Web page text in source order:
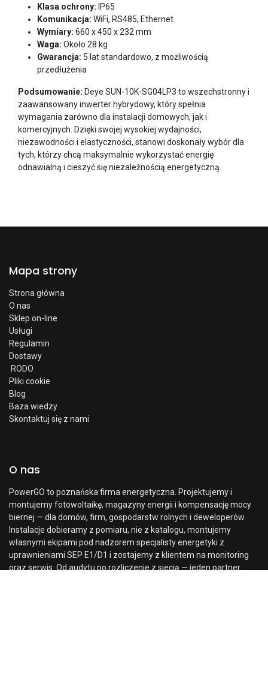
Klasa ochrony: IP65
Komunikacja: WiFi, RS485, Ethernet
Wymiary: 660 x 450 x 232 mm
Waga: Około 28 kg
Gwarancja: 5 lat standardowo, z możliwością
przedłużenia
Podsumowanie: Deye SUN-10K-SG04LP3 to wszechstronny i
zaawansowany inwerter hybrydowy, który spełnia
wymagania zarówno dla instalacji domowych, jak i
komercyjnych. Dzięki swojej wysokiej wydajności,
niezawodności i elastyczności, stanowi doskonały wybór dla
tych, którzy chcą maksymalnie wykorzystać energię
odnawialną i cieszyć się niezależnością energetyczną.
Mapa strony
Strona główna
O nas
Sklep on-line
Usługi
Regulamin
Dostawy
RODO
Pliki cookie
Blog
Baza wiedzy
Skontaktuj się z nami
O nas
PowerGO to poznańska firma energetyczna. Projektujemy i
montujemy fotowoltaikę, magazyny energii i kompensację mocy
biernej — dla domów, firm, gospodarstw rolnych i deweloperów.
Instalacje dobieramy z pomiaru, nie z katalogu, montujemy
własnymi ekipami pod nadzorem specjalisty energetyki z
uprawnieniami SEP E1/D1 i zostajemy z klientem na monitoring
oraz serwis. Od audytu po rozliczenie z siecią — jeden partner.